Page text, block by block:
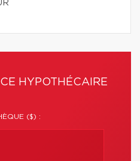
HYPOTHÉCAIRE
($) :